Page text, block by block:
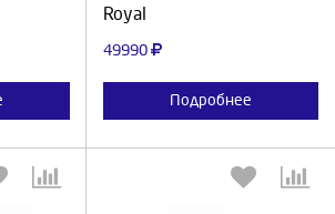
Royal
49990
Подробнее